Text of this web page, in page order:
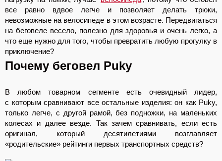
все равно вдвое легче и позволяет делать трюки,
невозможные на велосипеде в этом возрасте. Передвигаться
на беговеле весело, полезно для здоровья и очень легко, а
что еще нужно для того, чтобы превратить любую прогулку в
приключение?
Почему беговел Puky
В любом товарном сегменте есть очевидный лидер,
с которым сравнивают все остальные изделия: он как Puky,
только легче, с другой рамой, без подножки, на маленьких
колесах и далее везде. Так зачем сравнивать, если есть
оригинал, который десятилетиями возглавляет
«родительские» рейтинги первых транспортных средств?